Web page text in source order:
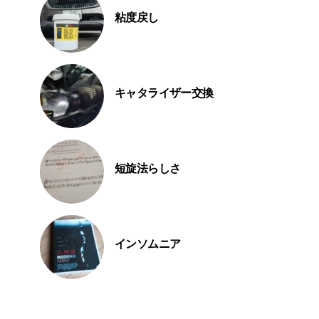
粘度戻し
キャタライザー交換
短旋法らしさ
インソムニア